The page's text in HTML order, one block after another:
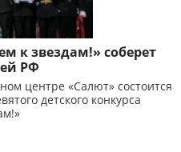
к звездам!» соберет
РФ
центре «Салют» состоится
детского конкурса